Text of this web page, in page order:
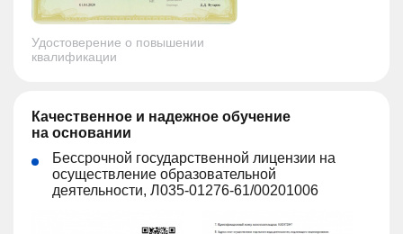
Удостоверение о повышении
квалификации
Качественное и надежное обучение
на основании
Бессрочной государственной лицензии на
осуществление образовательной
деятельности, Л035-01276-61/00201006